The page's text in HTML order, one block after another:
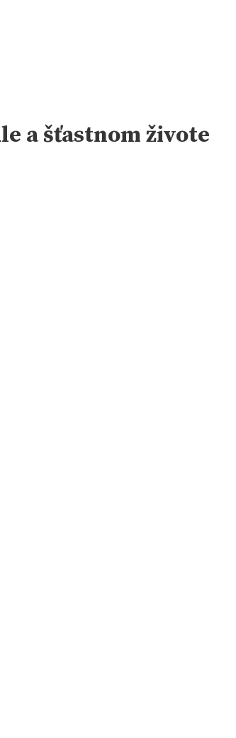
a šťastnom živote